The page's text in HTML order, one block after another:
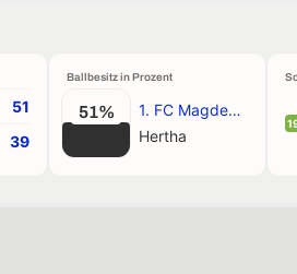
51
39
Ballbesitz in Prozent
51%
1. FC Magdeburg
Hertha